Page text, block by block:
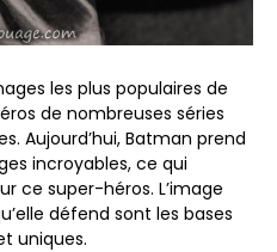
les plus populaires de
de nombreuses séries
Aujourd’hui, Batman prend
​​incroyables, ce qui
ce super-héros. L’image
défend sont les bases
uniques.